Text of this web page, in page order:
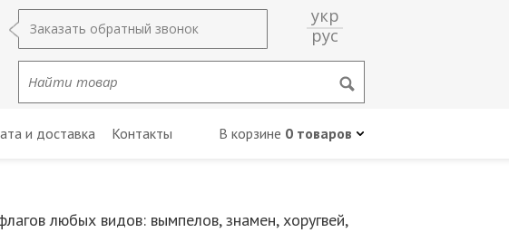
Заказать обратный звонок
укр
рус
и доставка Контакты В корзине 0 товаров
любых видов: вымпелов, знамен, хоругвей,